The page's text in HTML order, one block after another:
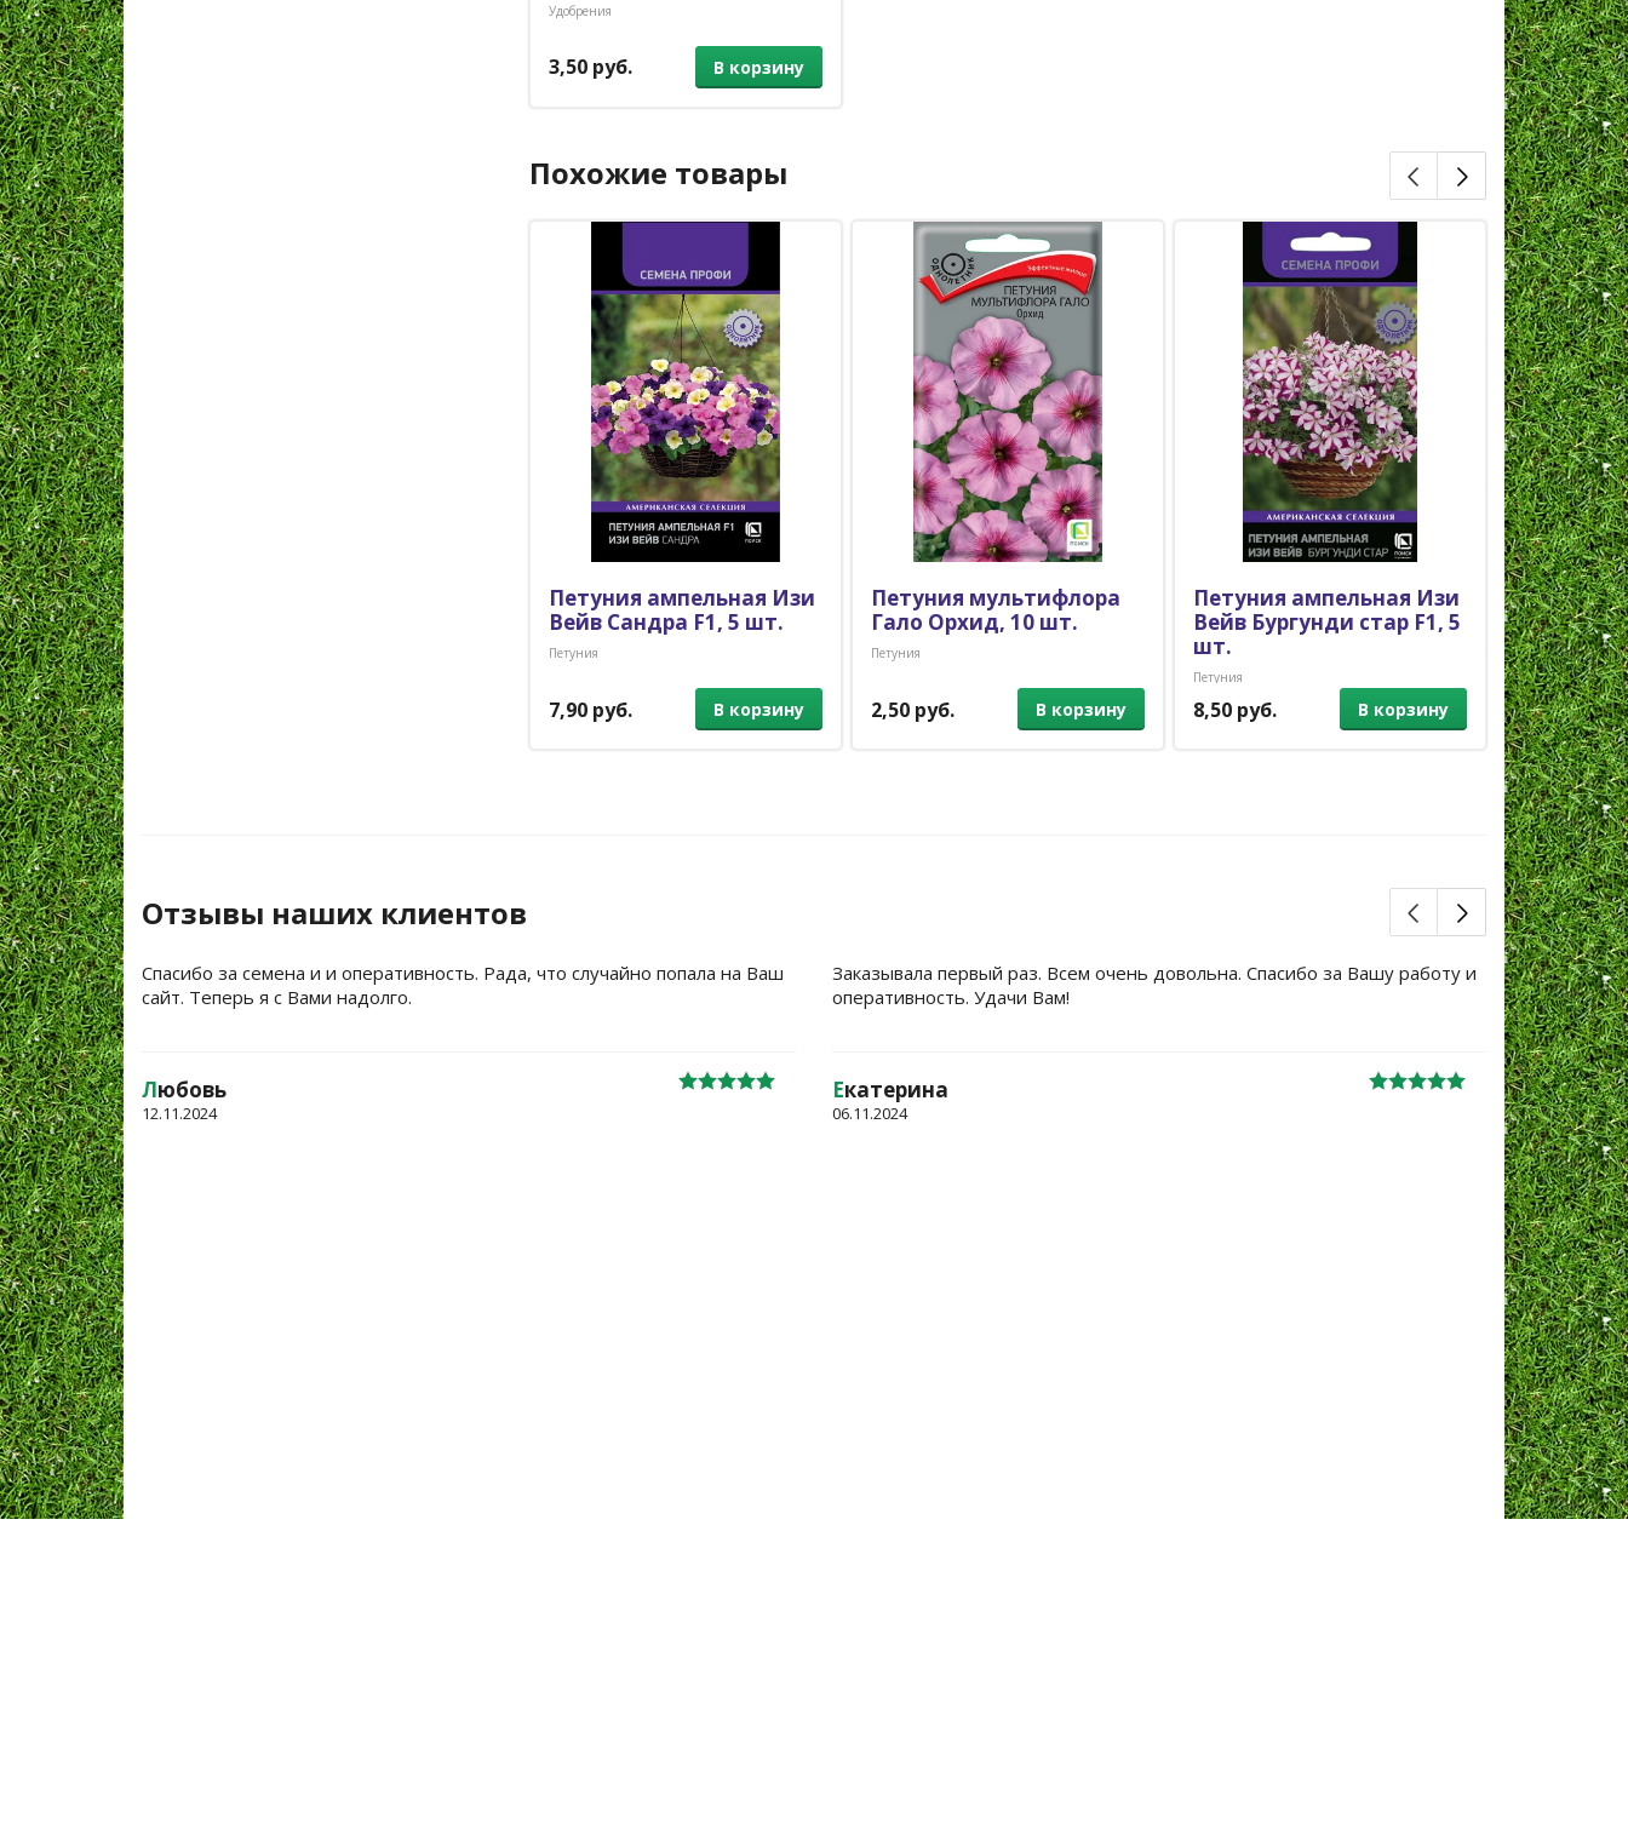
Удобрения
3,50 руб. В корзину
Похожие товары
Петуния ампельная Изи
Вейв Сандра F1, 5 шт.
Петуния
7,90 руб. В корзину
Петуния мультифлора
Гало Орхид, 10 шт.
Петуния
2,50 руб. В корзину
Петуния ампельная Изи
Вейв Бургунди стар F1, 5
шт.
Петуния
8,50 руб. В корзину
Петуния
Вейв
Петуния
8,50 руб.
Отзывы наших клиентов
Спасибо за семена и и оперативность. Рада, что случайно попала на Ваш
сайт. Теперь я с Вами надолго.
Любовь
12.11.2024
Заказывала первый раз. Всем очень довольна. Спасибо за Вашу работу и
оперативность. Удачи Вам!
Екатерина
06.11.2024
Большое
уже не
Жанна
06.10.2024